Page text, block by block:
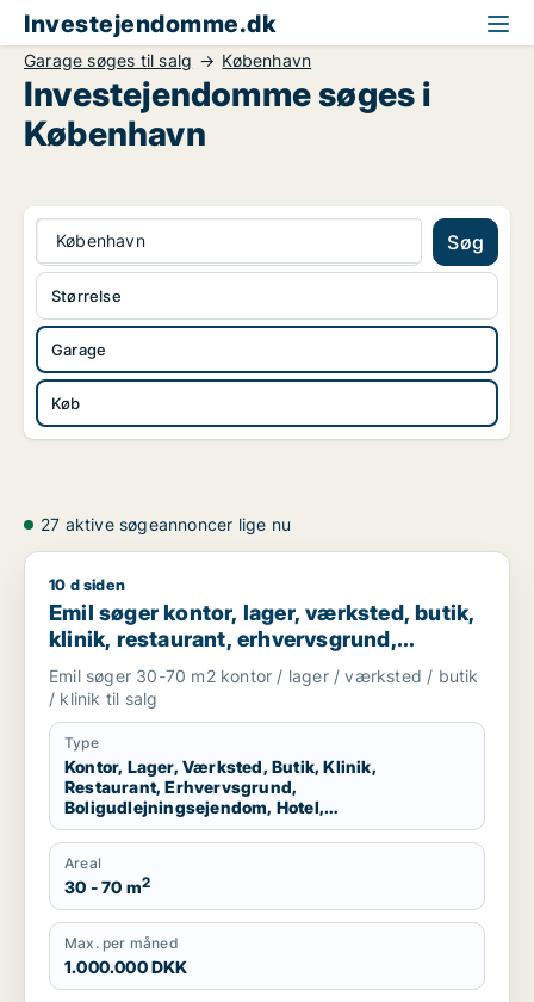
Investejendomme.dk
Garage søges til salg København
Investejendomme søges i
København
København Søg
Garage
Køb
Størrelse
27 aktive søgeannoncer lige nu
Emil søger kontor, lager, værksted, butik, klinik, restaurant,
10 d siden
Emil søger kontor, lager, værksted, butik,
klinik, restaurant, erhvervsgrund,
boligudlejningsejendom, hotel,
produktionslokaler eller garage til salg i
København K, Vesterbro eller
Frederiksberg m.fl.
Emil søger 30-70 m2 kontor / lager / værksted / butik
/ klinik til salg
Type
Kontor, Lager, Værksted, Butik, Klinik,
Restaurant, Erhvervsgrund,
Boligudlejningsejendom, Hotel,
Produktionslokaler, Garage
Areal
30 - 70 m2
Max. per måned
1.000.000 DKK